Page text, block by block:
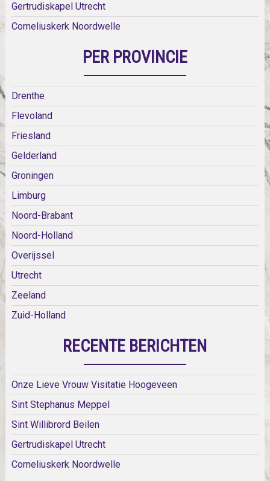
Gertrudiskapel Utrecht
Corneliuskerk Noordwelle
PER PROVINCIE
Drenthe
Flevoland
Friesland
Gelderland
Groningen
Limburg
Noord-Brabant
Noord-Holland
Overijssel
Utrecht
Zeeland
Zuid-Holland
RECENTE BERICHTEN
Onze Lieve Vrouw Visitatie Hoogeveen
Sint Stephanus Meppel
Sint Willibrord Beilen
Gertrudiskapel Utrecht
Corneliuskerk Noordwelle